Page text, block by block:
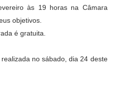
às 19 horas na Câmara
objetivos.
é gratuita.
no sábado, dia 24 deste